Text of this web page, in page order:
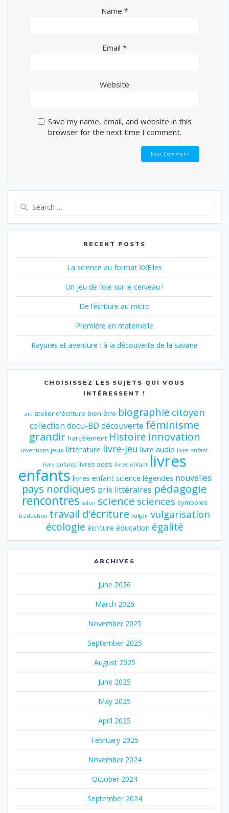
Name *
Email *
Website
Save my name, email, and website in this
browser for the next time I comment.
RECENT POSTS
La science au format XXElles
Un jeu de l’oie sur le cerveau !
De l’écriture au micro
Première en maternelle
Rayures et aventure : à la découverte de la savane
CHOISISSEZ LES SUJETS QUI VOUS
INTÉRESSENT !
art atelier d'écriture bien-être biographie citoyen
collection docu-BD découverte féminisme
grandir harcèlement Histoire innovation
inventions jeux littérature livre-jeu livre audio livre enfant
livre enfants livres ados livres enfant livres
enfants livres enfant science légendes nouvelles
pays nordiques prix littéraires pédagogie
rencontres salon science sciences symboles
traduction travail d'écriture vulgari vulgarisation
écologie écriture éducation égalité
ARCHIVES
June 2026
March 2026
November 2025
September 2025
August 2025
June 2025
May 2025
April 2025
February 2025
November 2024
October 2024
September 2024